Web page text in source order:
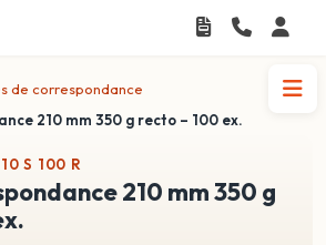
de correspondance
210 mm 350 g recto – 100 ex.
S 100 R